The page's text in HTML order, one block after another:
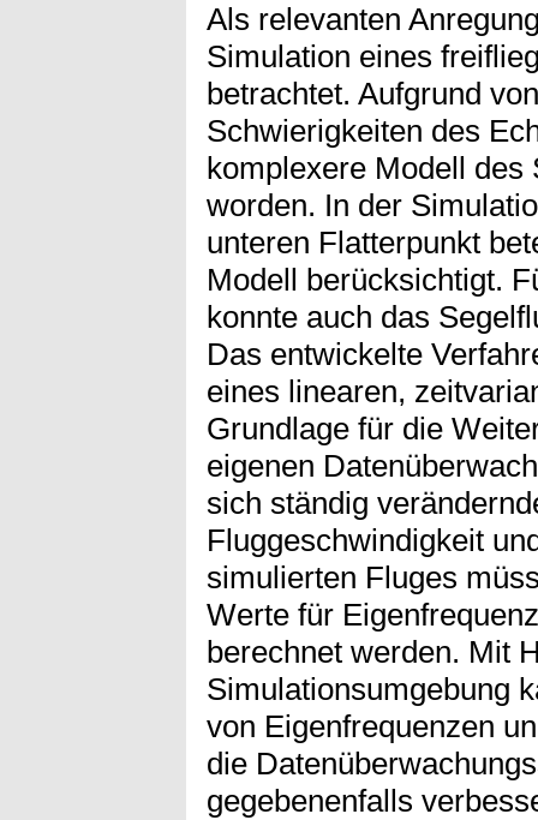
Als relevanten
Simulation eines
betrachtet. Aufgrund
Schwierigkeiten des
komplexere Modell des
worden. In der
unteren Flatterpunkt
Modell berücksichtigt.
konnte auch das
Das entwickelte
eines linearen,
Grundlage für die
eigenen
sich ständig
Fluggeschwindigkeit
simulierten Fluges
Werte für
berechnet werden. Mit
Simulationsumgebung
von Eigenfrequenzen
die
gegebenenfalls